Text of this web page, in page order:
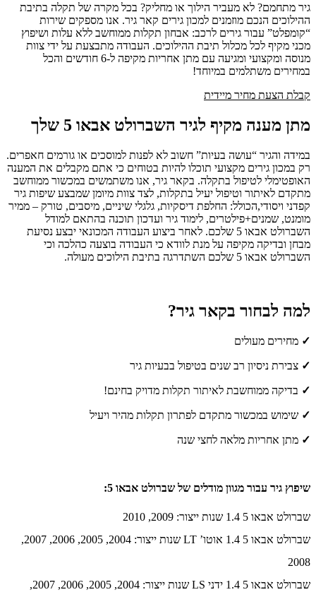
גיר מתחמם? לא מעביר הילוך או מחליק? בכל מקרה של תקלה בתיבת
ההילוכים הנכם מוזמנים למכון גירים קאר גיר. אנו מספקים שירות
“קומפלט” עבור גירים לרכב: אבחון תקלות ממוחשב ללא עלות ושיפוץ
מכני מקיף לכל מכלול תיבת ההילוכים. העבודה מתבצעת על ידי צוות
מנוסה ומקצועי ומגיעה עם מתן אחריות מקיפה ל-6 חודשים והכל
במחירים משתלמים במיוחד!
קבלת הצעת מחיר מיידית
מתן מענה מקיף לגיר השברולט אבאו 5 שלך
במידה והגיר “עושה בעיות” חשוב לא לפנות למוסכים או גורמים חאפרים.
רק במכון גירים מקצועי תוכלו להיות בטוחים כי אתם מקבלים את המענה
האופטימלי לטיפול בתקלה. בקאר גיר, אנו משתמשים במכשור ממוחשב
מתקדם לאיתור וטיפול יעיל בתקלות, לצד צוות מיומן שמבצע שיפות גיר
קפדני ויסודי,הכולל: החלפת דיסקיות, גלגלי שיניים, מיסבים, טורק – ממיר
מומנט, שמנים+פילטרים, לימוד גיר ועדכון תוכנה בהתאם למודל
השברולט אבאו 5 שלכם. לאחר ביצוע העבודה המכונאי יבצע נסיעת
מבחן ובדיקה מקיפה על מנת לוודא כי העבודה בוצעה כהלכה וכי
השברולט אבאו 5 שלכם השתדרגה בתיבת הילוכים מעולה.
למה לבחור בקאר גיר?
✓ מחירים מעולים
✓ צבירת ניסיון רב שנים בטיפול בבעיות גיר
✓ בדיקה ממוחשבת לאיתור תקלות מדויק בחינם!
✓ שימוש במכשור מתקדם לפתרון תקלות מהיר ויעיל
✓ מתן אחריות מלאה לחצי שנה
שיפוץ גיר עבור מגוון מודלים של שברולט אבאו 5:
שברולט אבאו 5 1.4 שנות ייצור: 2009, 2010
שברולט אבאו 5 1.4 אוטו’ LT שנות ייצור: 2004, 2005, 2006, 2007,
2008
שברולט אבאו 5 1.4 ידני LS שנות ייצור: 2004, 2005, 2006, 2007,